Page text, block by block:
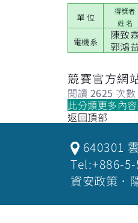
單 位
得獎者
姓 名
電機系
陳致
郭鴻
競賽官方網
閱讀 2625 次數
此分類更多內容
返回頂部
640301
Tel:+886-
資安政策 ．